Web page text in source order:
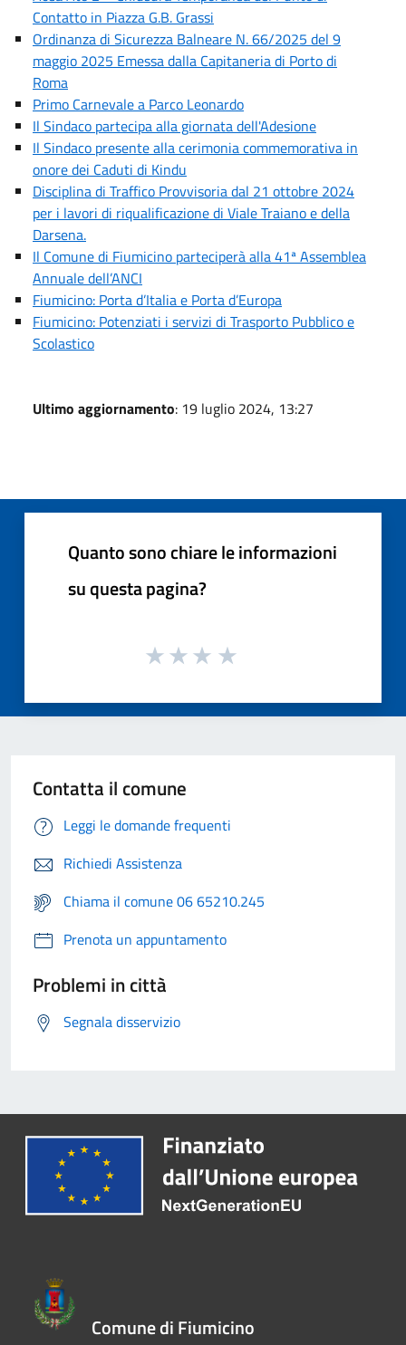
Contatto in Piazza G.B. Grassi
Ordinanza di Sicurezza Balneare N. 66/2025 del 9
maggio 2025 Emessa dalla Capitaneria di Porto di
Roma
Primo Carnevale a Parco Leonardo
Il Sindaco partecipa alla giornata dell'Adesione
Il Sindaco presente alla cerimonia commemorativa in
onore dei Caduti di Kindu
Disciplina di Traffico Provvisoria dal 21 ottobre 2024
per i lavori di riqualificazione di Viale Traiano e della
Darsena.
Il Comune di Fiumicino parteciperà alla 41ª Assemblea
Annuale dell’ANCI
Fiumicino: Porta d’Italia e Porta d’Europa
Fiumicino: Potenziati i servizi di Trasporto Pubblico e
Scolastico
Ultimo aggiornamento: 19 luglio 2024, 13:27
Quanto sono chiare le informazioni
su questa pagina?
Contatta il comune
Leggi le domande frequenti
Richiedi Assistenza
Chiama il comune 06 65210.245
Prenota un appuntamento
Problemi in città
Segnala disservizio
Comune di Fiumicino